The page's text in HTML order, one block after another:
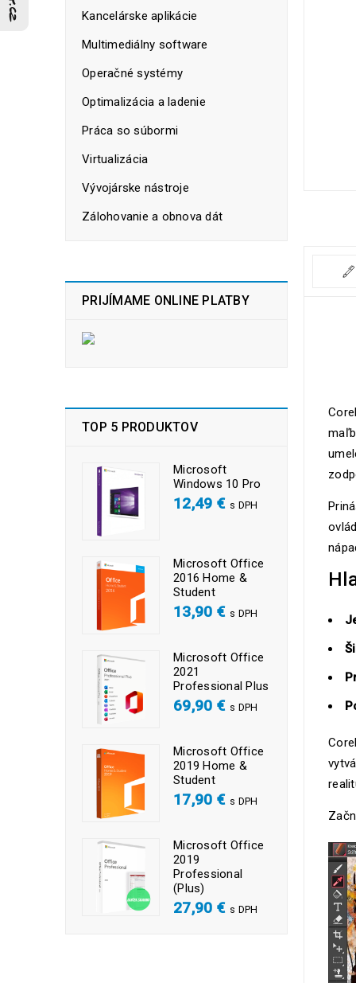
Kancelárske aplikácie
Multimediálny software
Operačné systémy
Optimalizácia a ladenie
Práca so súbormi
Virtualizácia
Vývojárske nástroje
Zálohovanie a obnova dát
PRIJÍMAME ONLINE PLATBY
TOP 5 PRODUKTOV
Microsoft
Windows 10 Pro
12,49 € s DPH
Microsoft Office
2016 Home &
Student
13,90 € s DPH
Microsoft Office
2021
Professional Plus
69,90 € s DPH
Microsoft Office
2019 Home &
Student
17,90 € s DPH
Microsoft Office
2019
Professional
(Plus)
27,90 € s DPH